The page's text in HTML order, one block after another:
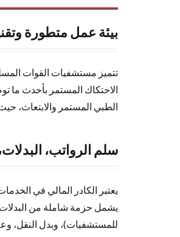
الطبية
5
على
وظائف
الخدمات
بخطوة
مستشفيات
المسلحة
التي تطرح
بيئة عمل متطورة
تتميز مستشفيات القوات
الاحتكاك المستمر بأحدث ما
الطبي المستمر والابتعاث،
سلم الرواتب،
يعتبر الكادر المالي في
يشمل حزمة شاملة من البدلات
للمستشفيات)، وبدل النقل،